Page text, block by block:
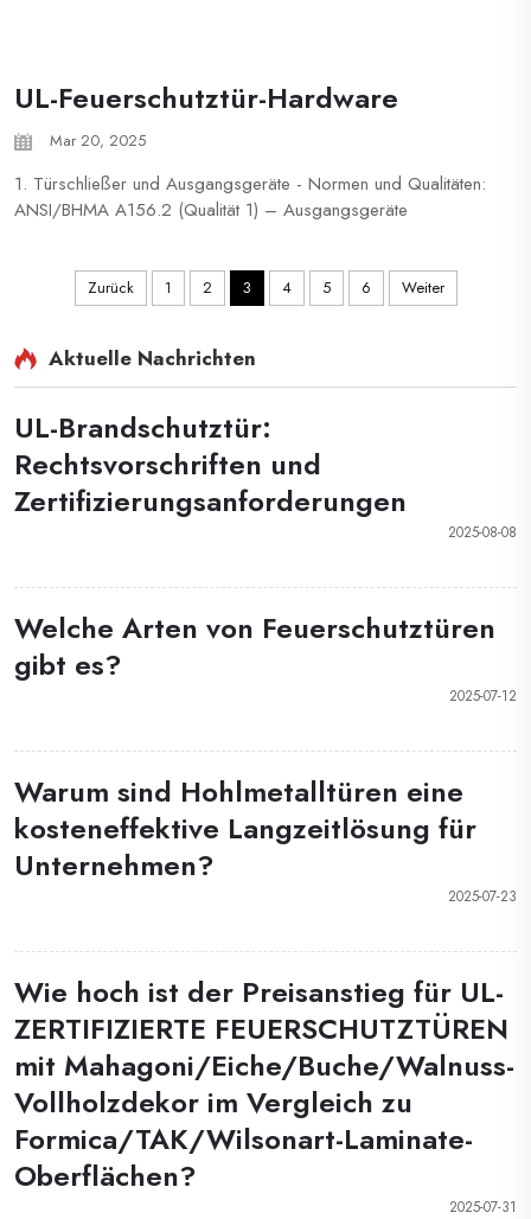
UL-Feuerschutztür-Hardware
Mar 20, 2025
1. Türschließer und Ausgangsgeräte - Normen und Qualitäten:
ANSI/BHMA A156.2 (Qualität 1) – Ausgangsgeräte
Zurück 1 2 3 4 5 6 Weiter
Aktuelle Nachrichten
UL-Brandschutztür:
Rechtsvorschriften und
Zertifizierungsanforderungen
2025-08-08
Welche Arten von Feuerschutztüren
gibt es?
2025-07-12
Warum sind Hohlmetalltüren eine
kosteneffektive Langzeitlösung für
Unternehmen?
2025-07-23
Wie hoch ist der Preisanstieg für UL-
ZERTIFIZIERTE FEUERSCHUTZTÜREN
mit Mahagoni/Eiche/Buche/Walnuss-
Vollholzdekor im Vergleich zu
Formica/TAK/Wilsonart-Laminate-
Oberflächen?
2025-07-31